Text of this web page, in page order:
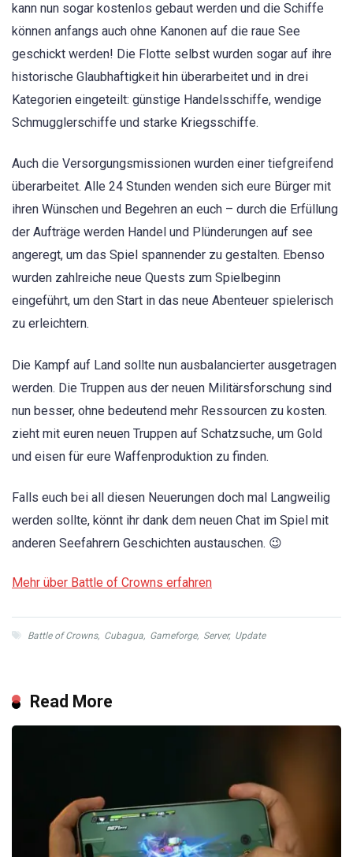
kann nun sogar kostenlos gebaut werden und die Schiffe
können anfangs auch ohne Kanonen auf die raue See
geschickt werden! Die Flotte selbst wurden sogar auf ihre
historische Glaubhaftigkeit hin überarbeitet und in drei
Kategorien eingeteilt: günstige Handelsschiffe, wendige
Schmugglerschiffe und starke Kriegsschiffe.
Auch die Versorgungsmissionen wurden einer tiefgreifend
überarbeitet. Alle 24 Stunden wenden sich eure Bürger mit
ihren Wünschen und Begehren an euch – durch die Erfüllung
der Aufträge werden Handel und Plünderungen auf see
angeregt, um das Spiel spannender zu gestalten. Ebenso
wurden zahlreiche neue Quests zum Spielbeginn
eingeführt, um den Start in das neue Abenteuer spielerisch
zu erleichtern.
Die Kampf auf Land sollte nun ausbalancierter ausgetragen
werden. Die Truppen aus der neuen Militärsforschung sind
nun besser, ohne bedeutend mehr Ressourcen zu kosten.
zieht mit euren neuen Truppen auf Schatzsuche, um Gold
und eisen für eure Waffenproduktion zu finden.
Falls euch bei all diesen Neuerungen doch mal Langweilig
werden sollte, könnt ihr dank dem neuen Chat im Spiel mit
anderen Seefahrern Geschichten austauschen. 😉
Mehr über Battle of Crowns erfahren
Battle of Crowns, Cubagua, Gameforge, Server, Update
Read More